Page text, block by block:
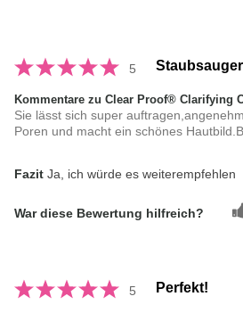
5
Kommentare zu Clear Proof® Clarifying
Sie lässt sich super
Poren und macht ein schönes
FazitJa, ich würde es weiterempfehlen
War diese Bewertung hilfreich?
5 Perfekt!